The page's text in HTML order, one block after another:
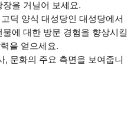
을 거닐어 보세요.
딕 양식 대성당인 대성당에서
에 대한 방문 경험을 향상시킬
을 얻으세요.
, 문화의 주요 측면을 보여줍니